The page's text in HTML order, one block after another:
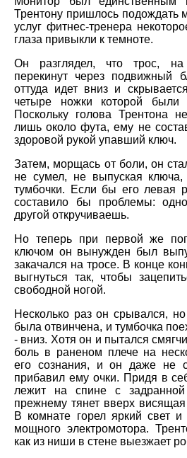
Трентону пришлось подождать
услуг фитнес-тренера
глаза привыкли к темноте.
Он разглядел, что трос,
перекинут через подвижный
оттуда идет вниз и
четыре ножки которой были
Поскольку голова Трентона
лишь около фута, ему не
здоровой рукой упавший ключ.
Затем, морщась от боли, он
не сумел, не выпуская ключа,
тумбочки. Если бы его левая
составило бы проблемы:
другой откручиваешь.
Но теперь при первой же
ключом он вынужден был
закачался на тросе. В конце
выгнуться так, чтобы
свободной ногой.
Несколько раз он срывался,
была отвинчена, и тумбочка
- вниз. Хотя он и пытался
боль в раненом плече на
его сознания, и он даже не
прибавил ему очки. Придя в
лежит на спине с
прежнему тянет вверх висящая
В комнате горел яркий свет и
мощного электромотора.
как из ниши в стене выезжает